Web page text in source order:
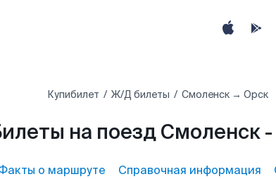
Купибилет Ж/Д билеты Смоленск → Орск
на поезд Смоленск
о маршруте Справочная информация